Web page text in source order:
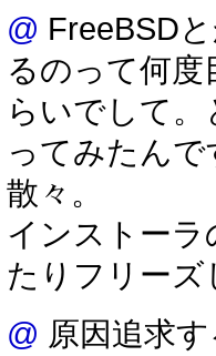
@ FreeBSD
るのって何
らいでして
ってみたんで
散々。
インストー
たりフリーズ
@ 原因追求